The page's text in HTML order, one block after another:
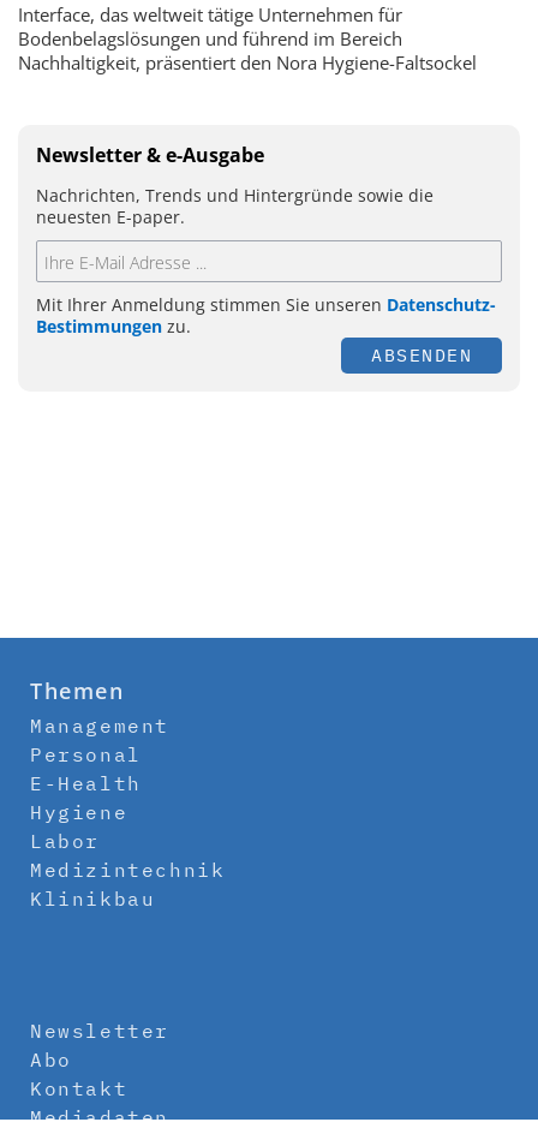
Interface, das weltweit tätige Unternehmen für
Bodenbelagslösungen und führend im Bereich
Nachhaltigkeit, präsentiert den Nora Hygiene-Faltsockel
Newsletter & e-Ausgabe
Nachrichten, Trends und Hintergründe sowie die
neuesten E-paper.
Mit Ihrer Anmeldung stimmen Sie unseren Datenschutz-
Bestimmungen zu.
ABSENDEN
Themen
Management
Personal
E-Health
Hygiene
Labor
Medizintechnik
Klinikbau
Newsletter
Abo
Kontakt
Mediadaten